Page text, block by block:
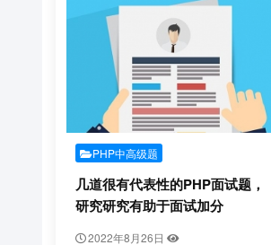
PHP中高级题
几道很有代表性的PHP面试题，
研究研究有助于面试加分
2022年8月26日